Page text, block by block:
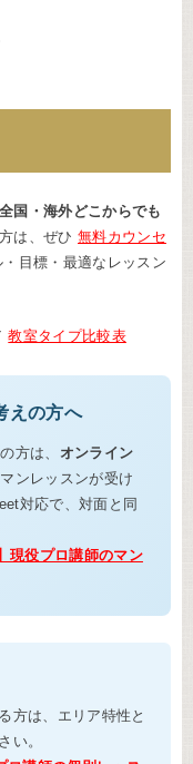
国・海外どこからでも
は、ぜひ無料カウンセ
目標・最適なレッスン
教室タイプ比較表
えの方へ
方は、 オンライン
ンレッスンが受け
対応で、対面と同
現役プロ講師のマン
方は、エリア特性と
い。